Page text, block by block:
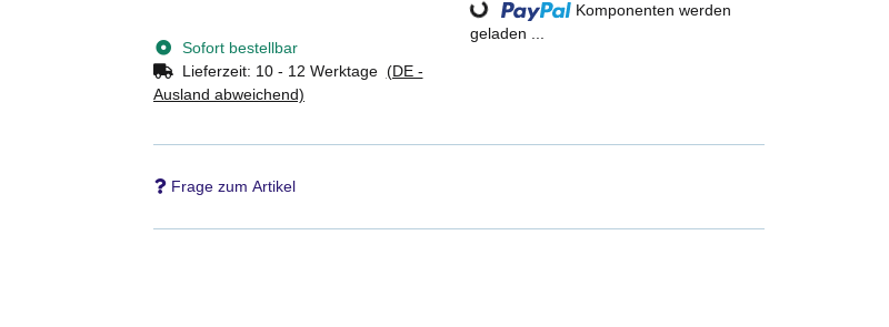
Sofort bestellbar
Lieferzeit: 10 - 12 Werktage (DE -
Ausland abweichend)
Loading...
Komponenten werden
geladen ...
Frage zum Artikel